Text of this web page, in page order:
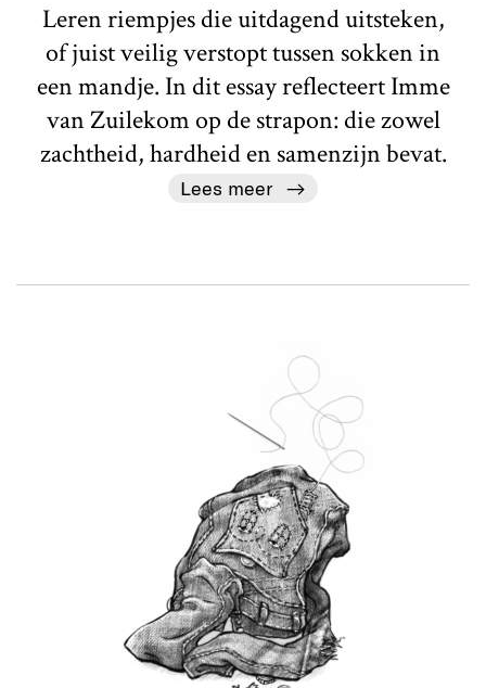
Leren riempjes die uitdagend uitsteken,
of juist veilig verstopt tussen sokken in
een mandje. In dit essay reflecteert Imme
van Zuilekom op de strapon: die zowel
zachtheid, hardheid en samenzijn bevat.
Lees meer